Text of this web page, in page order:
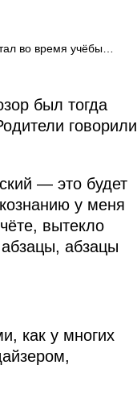
во время учёбы…
был тогда
говорили
— это будет
у меня
вытекло
абзацы
как у многих